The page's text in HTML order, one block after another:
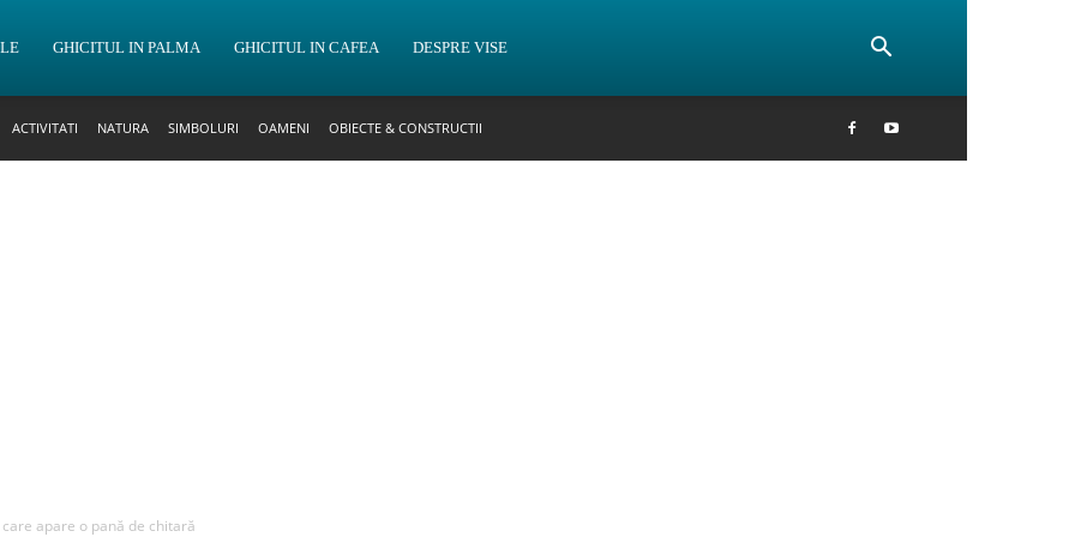
GHICITUL IN PALMA GHICITUL IN CAFEA DESPRE VISE
ACTIVITATI NATURA SIMBOLURI OAMENI OBIECTE & CONSTRUCTII
apare o pană de chitară